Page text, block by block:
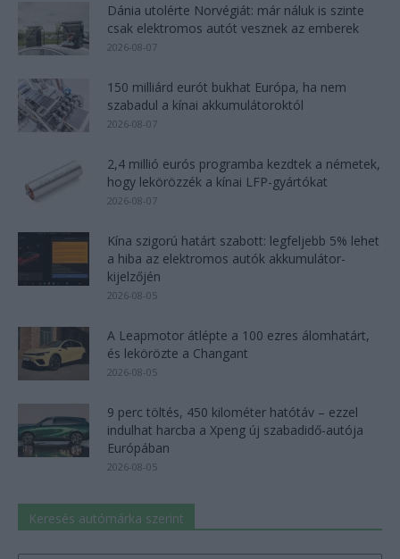
Dánia utolérte Norvégiát: már náluk is szinte
csak elektromos autót vesznek az emberek
2026-08-07
150 milliárd eurót bukhat Európa, ha nem
szabadul a kínai akkumulátoroktól
2026-08-07
2,4 millió eurós programba kezdtek a németek,
hogy lekörözzék a kínai LFP-gyártókat
2026-08-07
Kína szigorú határt szabott: legfeljebb 5% lehet
a hiba az elektromos autók akkumulátor-
kijelzőjén
2026-08-05
A Leapmotor átlépte a 100 ezres álomhatárt,
és lekörözte a Changant
2026-08-05
9 perc töltés, 450 kilométer hatótáv – ezzel
indulhat harcba a Xpeng új szabadidő-autója
Európában
2026-08-05
Keresés autómárka szerint
Keresés